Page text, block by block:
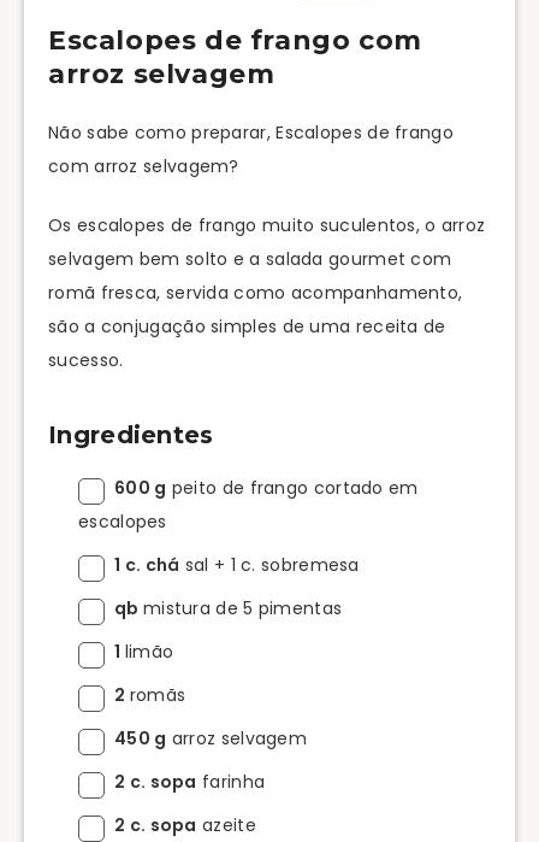
Escalopes de frango com
arroz selvagem
Não sabe como preparar, Escalopes de frango
com arroz selvagem?
Os escalopes de frango muito suculentos, o arroz
selvagem bem solto e a salada gourmet com
romã fresca, servida como acompanhamento,
são a conjugação simples de uma receita de
sucesso.
Ingredientes
600 g peito de frango cortado em
escalopes
1 c. chá sal + 1 c. sobremesa
qb mistura de 5 pimentas
1 limão
2 romãs
450 g arroz selvagem
2 c. sopa farinha
2 c. sopa azeite